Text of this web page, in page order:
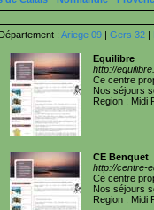
Département : Ariege 09 | Gers 32 |
Equilibre
http://
Ce centre
Nos séjours
Region : Midi
CE Benquet
http://centre-
Ce centre
Nos séjours
Region : Midi